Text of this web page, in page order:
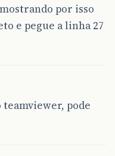
por isso
e pegue a linha 27
pode